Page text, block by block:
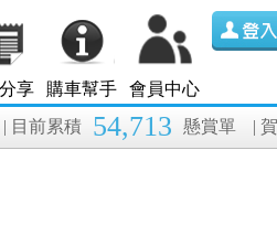
享 購車幫手 會員中心
|
| 目前累積 54,713 懸賞單